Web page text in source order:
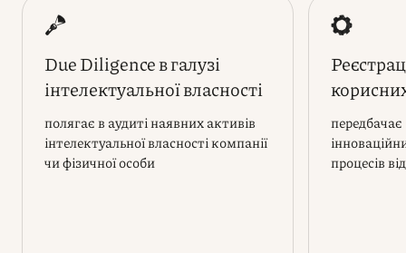
Due Diligence в галузі
інтелектуальної власності
полягає в аудиті наявних активів
інтелектуальної власності компанії
чи фізичної особи
процесів